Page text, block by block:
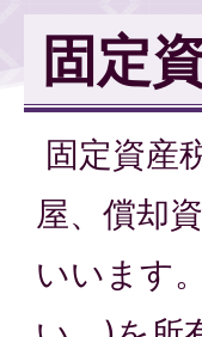
固定
固定資産
屋、償却
いいます